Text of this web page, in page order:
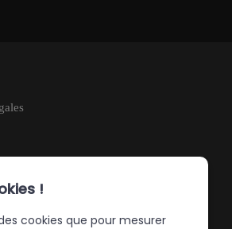
!
cookies que pour mesurer